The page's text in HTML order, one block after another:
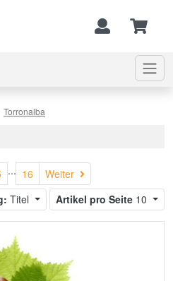
Torronalba
... 16 Weiter
Weiter
Titel Artikel pro Seite 10